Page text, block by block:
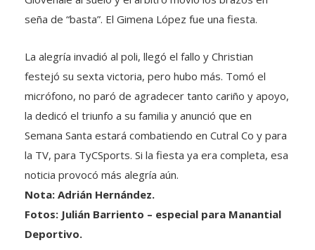
seña de “basta”. El Gimena López fue una fiesta.
La alegría invadió al poli, llegó el fallo y Christian
festejó su sexta victoria, pero hubo más. Tomó el
micrófono, no paró de agradecer tanto cariño y apoyo,
la dedicó el triunfo a su familia y anunció que en
Semana Santa estará combatiendo en Cutral Co y para
la TV, para TyCSports. Si la fiesta ya era completa, esa
noticia provocó más alegría aún.
Nota: Adrián Hernández.
Fotos: Julián Barriento – especial para Manantial
Deportivo.